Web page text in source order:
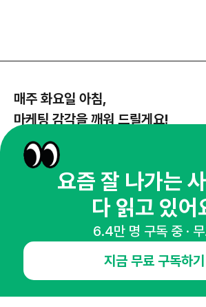
매주 화요일 아침,
마케팅 감각을 깨워 드릴게요!
뉴스레터 구독하기
오픈애즈란
요즘 잘 나가는
다 읽고 있어
6.4만 명 구독 중 ·
지금 무료 구독하기